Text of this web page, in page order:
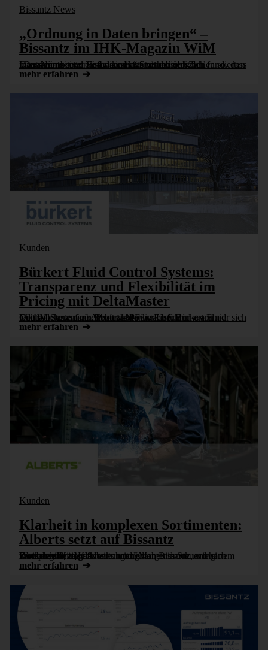
Bissantz News
„Ordnung in Daten bringen“ –
Bissantz im IHK-Magazin WiM
„Das Nürnberger Software-Haus visualisiert Zahlen so, dass man sie intuitiv erfassen kann.“ Statt der üblichen Diagramme setzt die Lösung auf neurobiologisch fundierten Interaktions- und Visualisierungsmethoden [...]
mehr erfahren
Kunden
Bürkert Fluid Control Systems:
Transparenz und Flexibilität im
Pricing mit DeltaMaster
Michael Jungmann, Pricing-Manager bei Bürkert Fluid Control Systems, berichtet über die Einführung von DeltaMaster, seine Arbeit als Power User und warum er sich jede Woche auf ein Reporting-File von [...]
mehr erfahren
Kunden
Klarheit in komplexen Sortimenten:
Alberts setzt auf Bissantz
Zwischen Preisschwankungen, Margendruck und hartem Wettbewerb zeigt Alberts mit der Deckungsbeitragsflussrechnung von Bissantz, wie sich Komplexität in Klarheit – und Klarheit in Steuerung verwandelt [...]
mehr erfahren